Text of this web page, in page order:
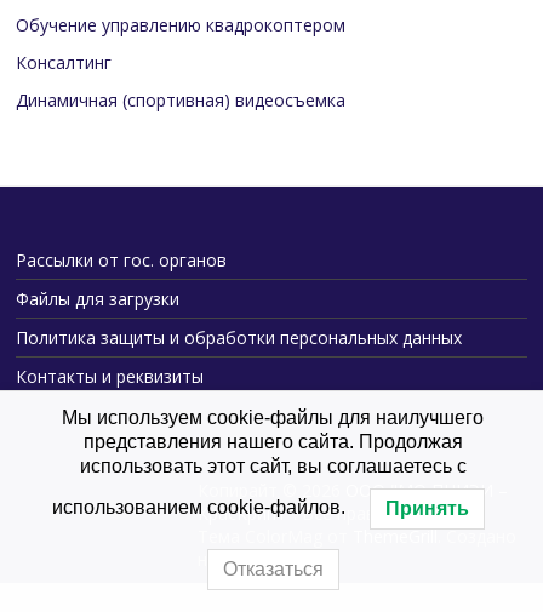
Обучение управлению квадрокоптером
Консалтинг
Динамичная (спортивная) видеосъемка
Рассылки от гос. органов
Файлы для загрузки
Политика защиты и обработки персональных данных
Контакты и реквизиты
ООО "МО ПНИЭИ –
КрасКрипт". Все права защищены.
ThemeGrill. Создано
WordPress
Мы используем cookie-файлы для наилучшего
представления нашего сайта. Продолжая
использовать этот сайт, вы соглашаетесь с
использованием cookie-файлов. Принять
Отказаться